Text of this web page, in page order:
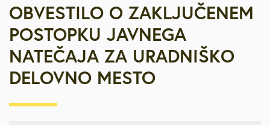
OBVESTILO O ZAKLJUČENEM
POSTOPKU JAVNEGA
NATEČAJA ZA URADNIŠKO
DELOVNO MESTO